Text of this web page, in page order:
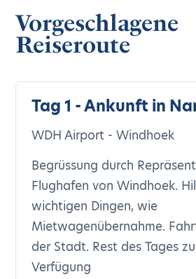
Vorgeschlagene
Reiseroute
Tag 1 - Ankunft in
WDH Airport - Windhoek
Begrüssung durch
Flughafen von Windhoek.
wichtigen Dingen, wie
Mietwagenübernahme.
der Stadt. Rest des Tages
Verfügung